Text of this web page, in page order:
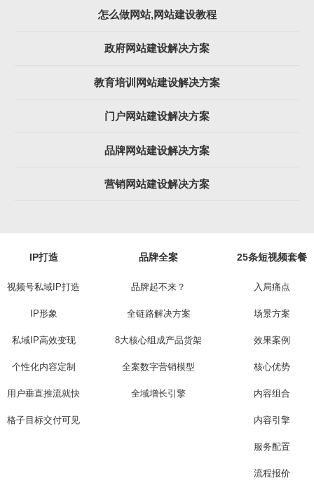
怎么做网站,网站建设教程
政府网站建设解决方案
教育培训网站建设解决方案
门户网站建设解决方案
品牌网站建设解决方案
营销网站建设解决方案
IP打造
视频号私域IP打造
IP形象
私域IP高效变现
个性化内容定制
用户垂直推流就快
格子目标交付可见
品牌全案
品牌起不来？
全链路解决方案
8大核心组成产品货架
全案数字营销模型
全域增长引擎
25条短视频套餐
入局痛点
场景方案
效果案例
核心优势
内容组合
内容引擎
服务配置
流程报价